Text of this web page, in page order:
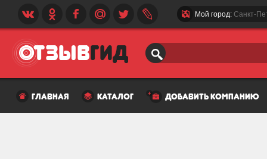
Мой город: Санкт-
главная каталог добавить компанию